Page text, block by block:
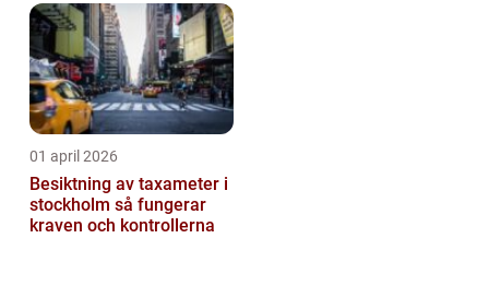
01 april 2026
Besiktning av taxameter i
stockholm så fungerar
kraven och kontrollerna